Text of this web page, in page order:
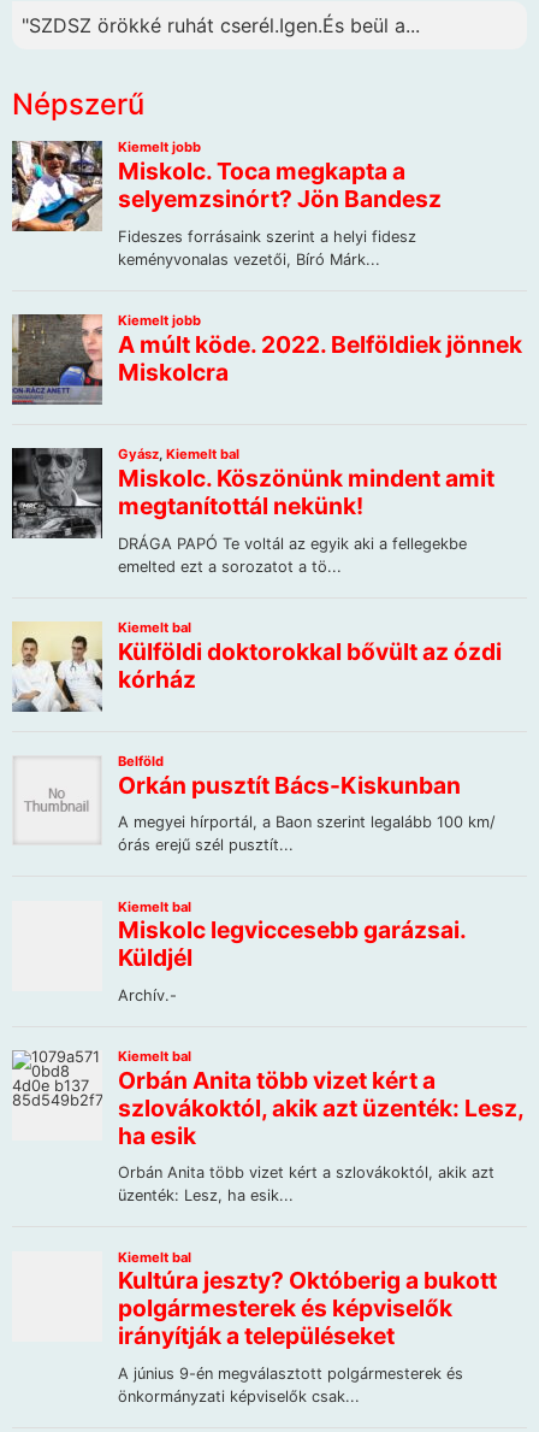
"SZDSZ örökké ruhát cserél.Igen.És beül a...
Népszerű